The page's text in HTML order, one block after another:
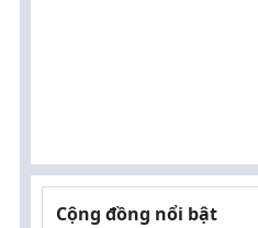
Cộng đồng nổi bật